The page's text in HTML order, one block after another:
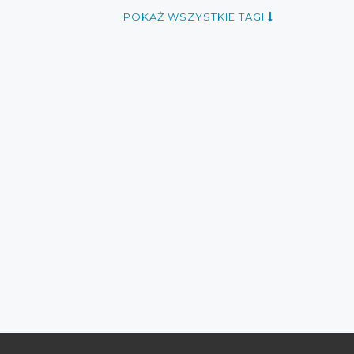
promocje walentynki
POKAŻ WSZYSTKIE TAGI